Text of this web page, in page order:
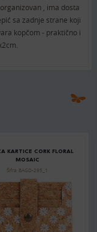
, ima dosta
sa zadnje strane koji
kopčom - praktično i
KARTICE CORK FLORAL
MOSAIC
Šifra: BAGD-295_1